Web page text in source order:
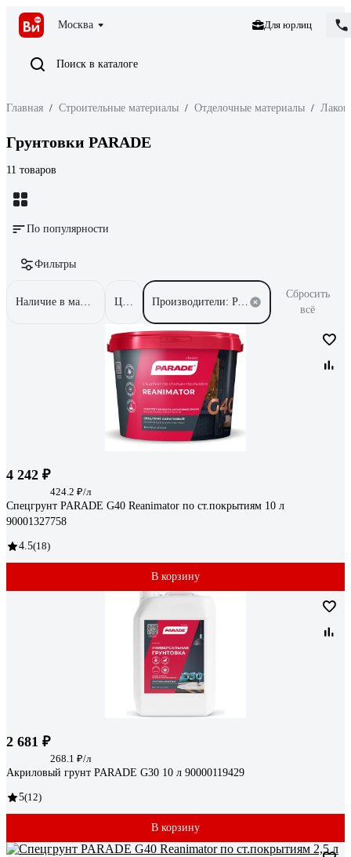
Москва Для юрлиц
Поиск в каталоге
Главная / Строительные материалы / Отделочные материалы /
Грунтовки PARADE
11 товаров
По популярности
Фильтры
Наличие в магазинах Цена Производители: PARADE
Сбросить
всё
4 242 ₽
424.2 ₽/л
Спецгрунт PARADE G40 Reanimator по ст.покрытиям 10 л
90001327758
4.5(18)
В корзину
2 681 ₽
268.1 ₽/л
Акриловый грунт PARADE G30 10 л 90000119429
5(12)
В корзину